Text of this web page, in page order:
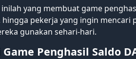
yang membuat game
hingga pekerja yang ingin mencari
gunakan sehari-hari.
Penghasil Saldo